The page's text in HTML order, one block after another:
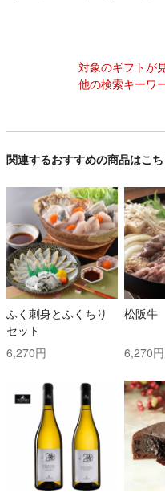
対象のギフトが
他の検索キーワ
関連するおすすめの商品はこ
ふく刺身とふくちり
セット
6,270円
松阪牛
6,270円